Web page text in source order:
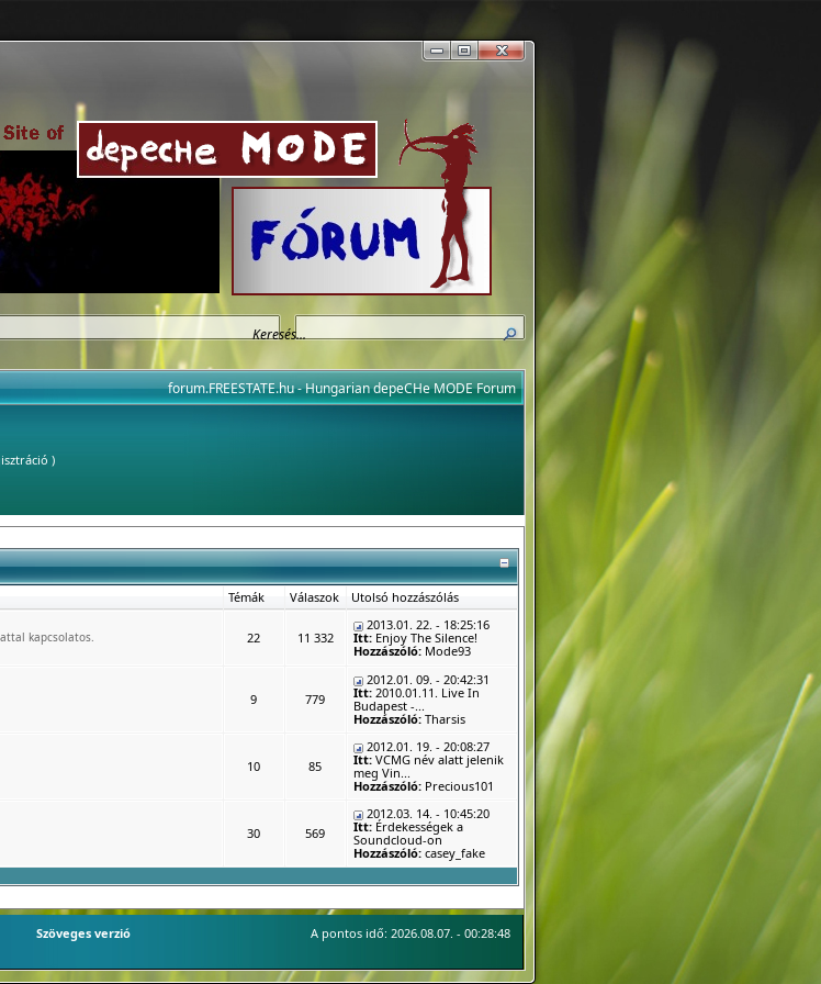
forum.FREESTATE.hu - Hungarian depeCHe MODE Forum
)
Témák Válaszok
Utolsó hozzászólás
kapcsolatos.
22 11 332
2013.01. 22. - 18:25:16
Itt: Enjoy The Silence!
Hozzászóló: Mode93
9 779
2012.01. 09. - 20:42:31
Itt: 2010.01.11. Live In
Budapest -...
Hozzászóló: Tharsis
10 85
2012.01. 19. - 20:08:27
Itt: VCMG név alatt jelenik
meg Vin...
Hozzászóló: Precious101
30 569
2012.03. 14. - 10:45:20
Itt: Érdekességek a
Soundcloud-on
Hozzászóló: casey_fake
Szöveges verzió A pontos idő: 2026.08.07. - 00:28:48